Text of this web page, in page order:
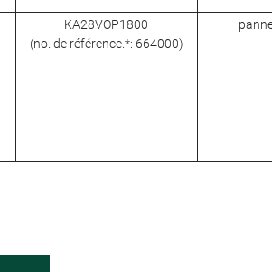
KA28VOP1800
(no. de référence.*: 664000)